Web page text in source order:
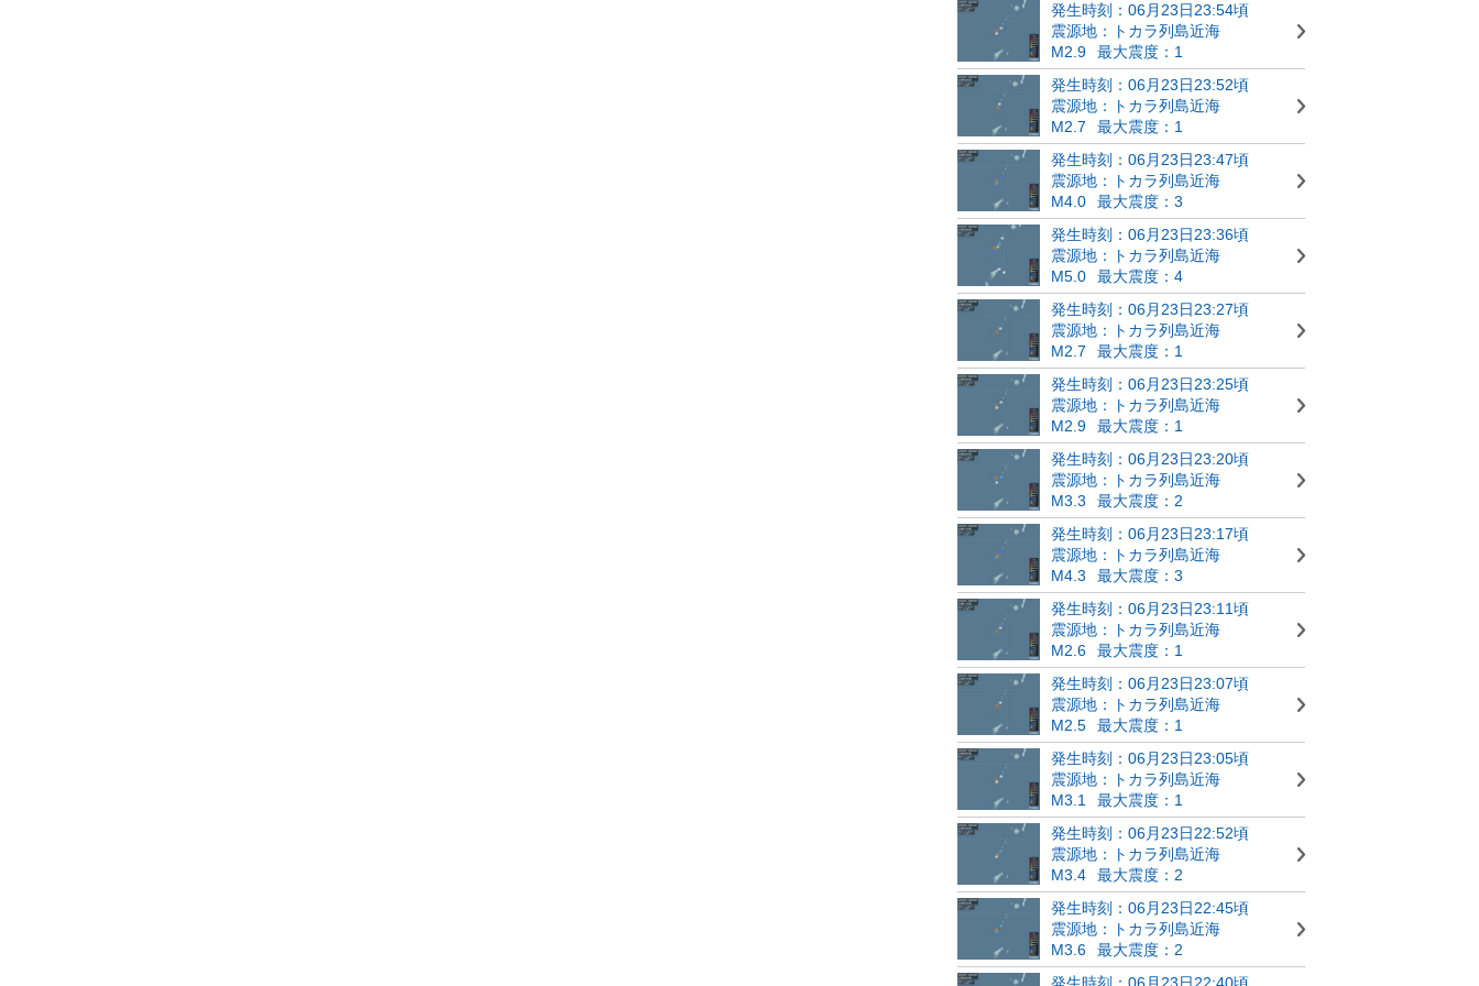
発生時刻：06月23日23:54頃
震源地：トカラ列島近海
M2.9
最大震度：1
発生時刻：06月23日23:52頃
震源地：トカラ列島近海
M2.7
最大震度：1
発生時刻：06月23日23:47頃
震源地：トカラ列島近海
M4.0
最大震度：3
発生時刻：06月23日23:36頃
震源地：トカラ列島近海
M5.0
最大震度：4
発生時刻：06月23日23:27頃
震源地：トカラ列島近海
M2.7
最大震度：1
発生時刻：06月23日23:25頃
震源地：トカラ列島近海
M2.9
最大震度：1
発生時刻：06月23日23:20頃
震源地：トカラ列島近海
M3.3
最大震度：2
発生時刻：06月23日23:17頃
震源地：トカラ列島近海
M4.3
最大震度：3
発生時刻：06月23日23:11頃
震源地：トカラ列島近海
M2.6
最大震度：1
発生時刻：06月23日23:07頃
震源地：トカラ列島近海
M2.5
最大震度：1
発生時刻：06月23日23:05頃
震源地：トカラ列島近海
M3.1
最大震度：1
発生時刻：06月23日22:52頃
震源地：トカラ列島近海
M3.4
最大震度：2
発生時刻：06月23日22:45頃
震源地：トカラ列島近海
M3.6
最大震度：2
発生時刻：06月23日22:40頃